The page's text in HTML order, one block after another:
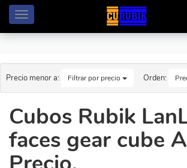
Menú
Precio menor a: Filtrar por precio Orden:
Cubos Rubik
faces gear cube